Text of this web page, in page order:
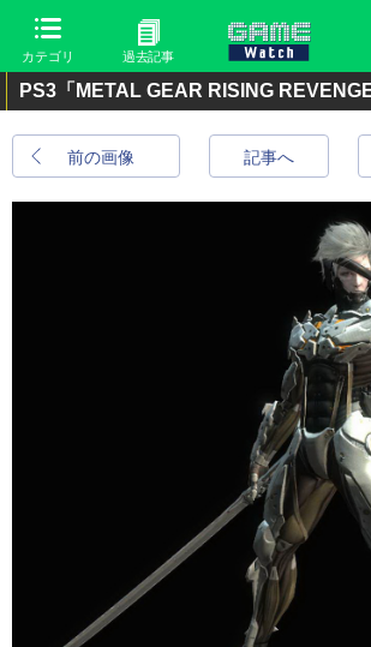
カテゴリ 過去記事
PS3「METAL GEAR RISING
前の画像 記事へ